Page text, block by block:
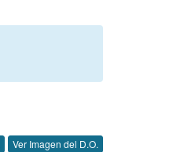
Ver Imagen del D.O.